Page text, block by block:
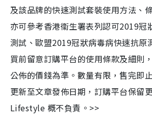
及該品牌的快速測試套裝使用方法、
亦可參考香港衞生署表列認可2019冠
測試、歐盟2019冠狀病毒病快速抗原
買前留意訂購平台的使用條款及細則
公佈的價錢為準。數量有限，售完即
更新至文章發佈日期，訂購平台保留
Lifestyle 概不負責。>>